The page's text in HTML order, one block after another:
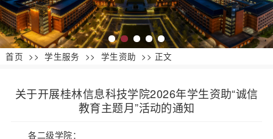
首页 >> 学生服务 >> 学生资助 >> 正文
关于开展桂林信息科技学院2026年学生资助“诚信
教育主题月”活动的通知
各二级学院：